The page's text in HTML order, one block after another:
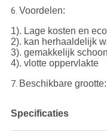
6. Voordelen:
1). Lage kosten en
2). kan herhaaldelijk
3). gemakkelijk
4). vlotte oppervlakte
7. Beschikbare
Specificaties